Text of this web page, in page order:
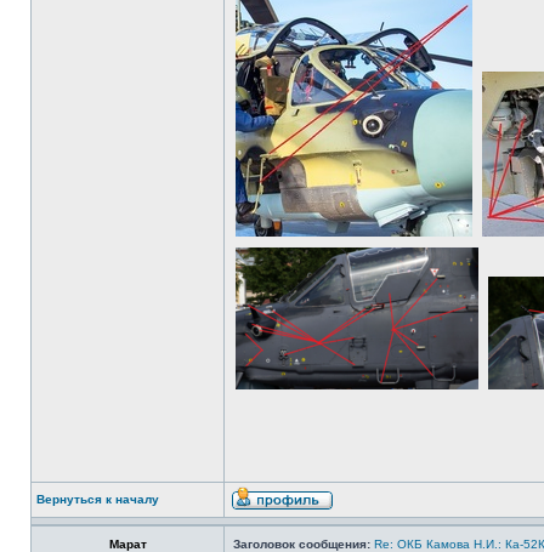
Вернуться к началу
Марат Заголовок сообщения: Re: ОКБ Камова Н.И.: Ка-